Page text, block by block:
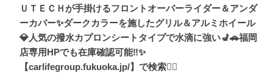
ＵＴＥＣＨが手掛けるフロントオーバーライダー＆アンダ
ーカバー✨ダークカラーを施したグリル＆アルミホイール
💎人気の撥水カプロンシートタイプで水滴に強い💺🚗福岡
店専用HPでも在庫確認可能‼✨
【carlifegroup.fukuoka.jp/】で検索🕵️‍♂️